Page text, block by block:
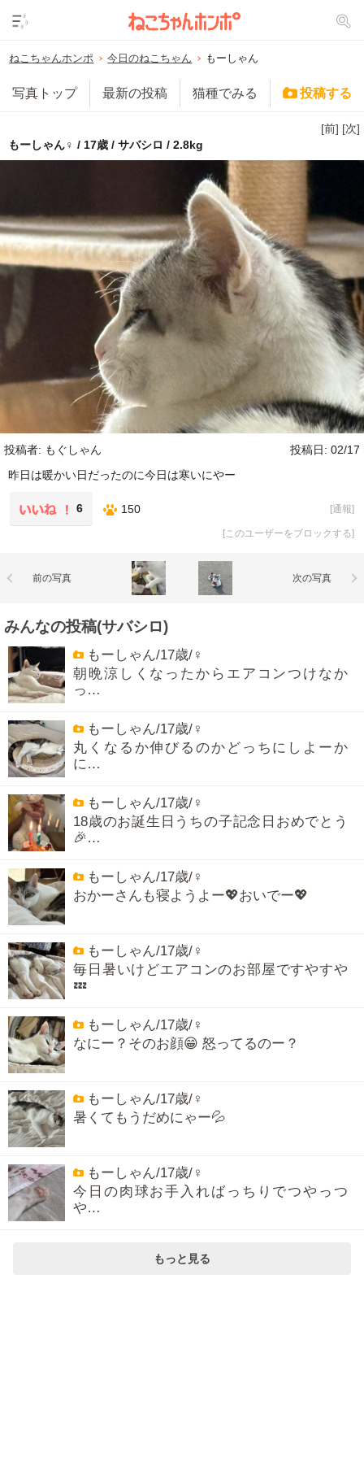
ねこちゃんホンポ 今日のねこちゃん もーしゃん
写真トップ 最新の投稿 猫種でみる 投稿する
[前] [次]
もーしゃん♀ / 17歳 / サバシロ / 2.8kg
投稿者: もぐしゃん
投稿日: 02/17
昨日は暖かい日だったのに今日は寒いにやー
6 150 [通報]
[このユーザーをブロックする]
前の写真 次の写真
みんなの投稿(サバシロ)
もーしゃん/17歳/♀
朝晩涼しくなったからエアコンつけなか
っ…
もーしゃん/17歳/♀
丸くなるか伸びるのかどっちにしよーか
に…
もーしゃん/17歳/♀
18歳のお誕生日うちの子記念日おめでとう
🎉…
もーしゃん/17歳/♀
おかーさんも寝ようよー💖おいでー💖
もーしゃん/17歳/♀
毎日暑いけどエアコンのお部屋ですやすや
💤
もーしゃん/17歳/♀
なにー？そのお顔😁 怒ってるのー？
もーしゃん/17歳/♀
暑くてもうだめにゃー💦
もーしゃん/17歳/♀
今日の肉球お手入ればっちりでつやっつ
や…
もっと見る